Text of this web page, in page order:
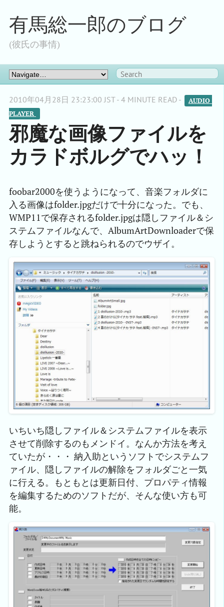
有馬総一郎のブログ
(彼氏の事情)
2010年04月28日 23:23:00 JST - 4 MINUTE READ -
AUDIO
PLAYER
邪魔な画像ファイルを
カラドボルグでハッ！
foobar2000を使うようになって、音楽フォルダに
入る画像はfolder.jpgだけで十分になった。でも、
WMP11で保存されるfolder.jpgは隠しファイル＆シ
ステムファイルなんで、AlbumArtDownloaderで保
存しようとすると跳ねられるのでウザイ。
いちいち隠しファイル＆システムファイルを表示
させて削除するのもメンドイ。なんか方法を考え
ていたが・・・ 納入助というソフトでシステムフ
ァイル、隠しファイルの解除をフォルダごと一気
に行える。もともとは更新日付、プロパティ情報
を編集するためのソフトだが、そんな使い方も可
能。